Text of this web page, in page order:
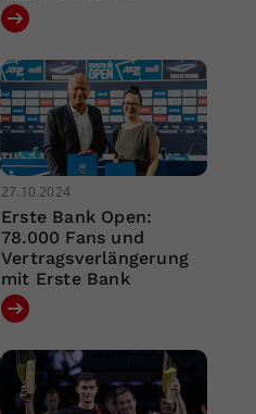
27.10.2024
Erste Bank Open:
78.000 Fans und
Vertragsverlängerung
mit Erste Bank